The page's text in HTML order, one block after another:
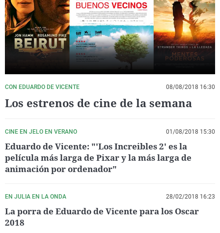
La rosa de los vientos
Gente viajera
Como el perro y el
Caso
Retornados
Equipo de
Operación Viuda
Extremadura
Galicia
La Rioja
Navarra
País Vasco
Virales
Televisión
Elecciones
CON EDUARDO DE VICENTE 08/08/2018 16:30
Los estrenos de cine de la semana
CINE EN JELO EN VERANO 01/08/2018 15:30
Eduardo de Vicente: "'Los Increibles 2' es la
película más larga de Pixar y la más larga de
animación por ordenador"
EN JULIA EN LA ONDA 28/02/2018 16:23
La porra de Eduardo de Vicente para los Oscar
2018